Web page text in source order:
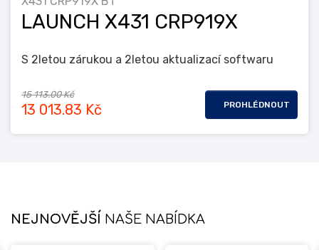
LAUNCH X431 CRP919X
S 2letou zárukou a 2letou aktualizací softwaru
13 013.83 Kč
15 113.00 Kč
PROHLÉDNOUT
NEJNOVĚJŠÍ NAŠE NABÍDKA